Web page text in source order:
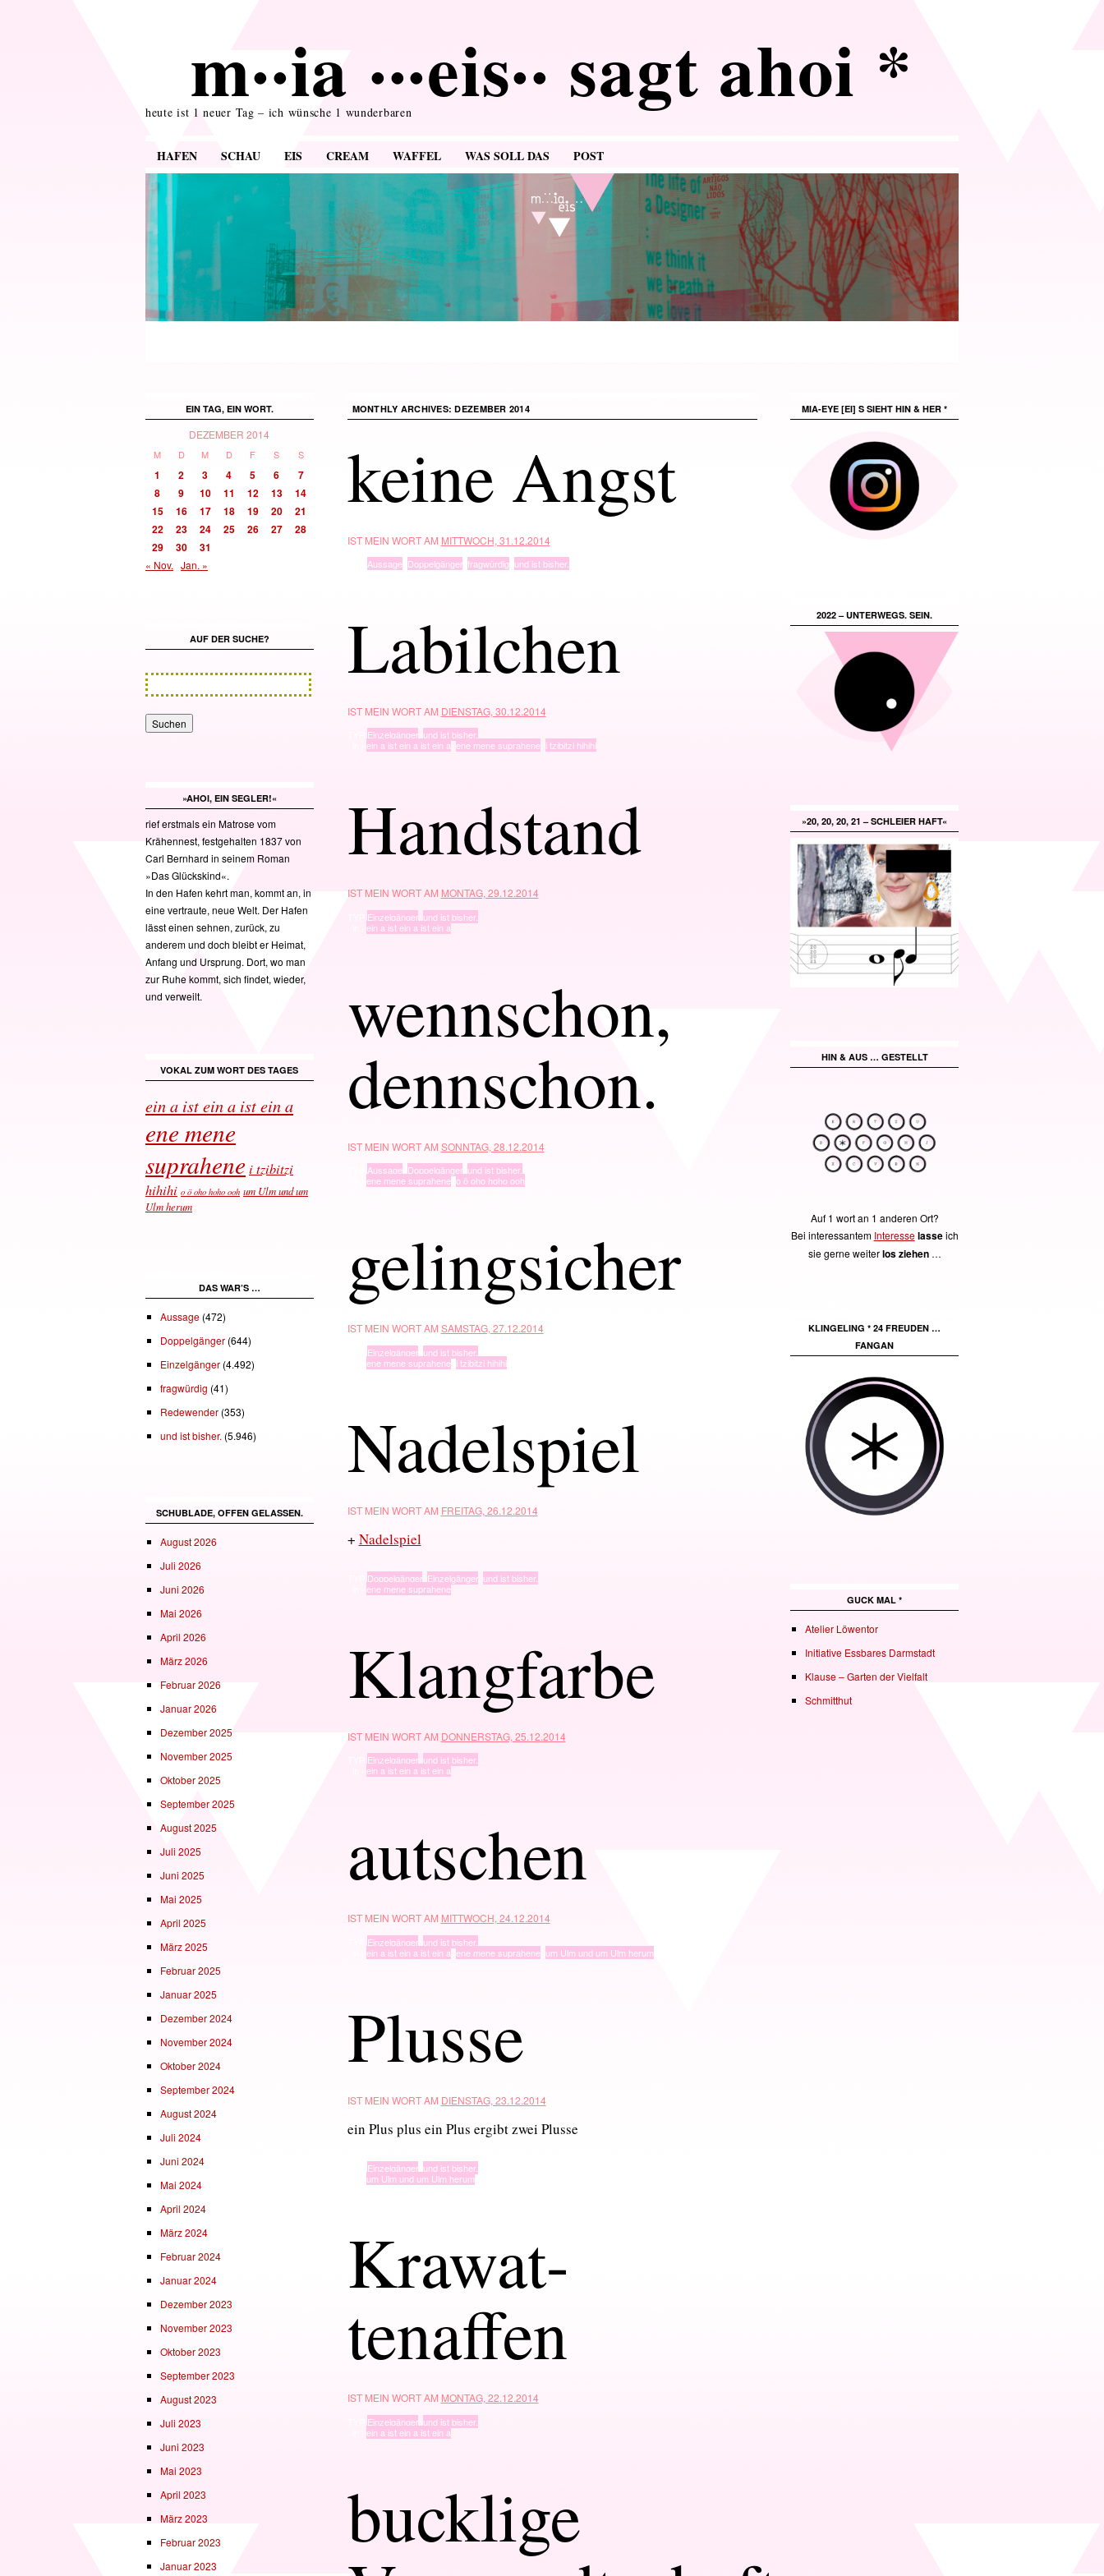
m··ia ···eis·· sagt ahoi *
heute ist 1 neuer Tag – ich wünsche 1 wunderbaren
HAFEN SCHAU EIS CREAM WAFFEL WAS SOLL DAS POST
MONTHLY ARCHIVES:DEZEMBER 2014
keine Angst
IST MEIN WORT AM MITTWOCH, 31.12.2014
Aussage, Doppelgänger, fragwürdig und ist bisher.
Labilchen
IST MEIN WORT AM DIENSTAG, 30.12.2014
Einzelgänger, und ist bisher.
ein a ist ein a ist ein a,ene mene suprahene, i tzibitzi hihihi
Handstand
IST MEIN WORT AM MONTAG, 29.12.2014
Einzelgänger, und ist bisher.
ein a ist ein a ist ein a
wennschon,
dennschon.
IST MEIN WORT AM SONNTAG, 28.12.2014
Aussage, Doppelgänger, und ist bisher.
ene mene suprahene,o ö oho hoho ooh
gelingsicher
IST MEIN WORT AM SAMSTAG, 27.12.2014
Einzelgänger, und ist bisher.
ene mene suprahene,i tzibitzi hihihi
Nadelspiel
IST MEIN WORT AM FREITAG, 26.12.2014
+ Nadelspiel
Doppelgänger, Einzelgänger, und ist bisher.
ene mene suprahene
Klangfarbe
IST MEIN WORT AM DONNERSTAG, 25.12.2014
Einzelgänger, und ist bisher.
ein a ist ein a ist ein a
autschen
IST MEIN WORT AM MITTWOCH, 24.12.2014
Einzelgänger, und ist bisher.
ein a ist ein a ist ein a,ene mene suprahene, um Ulm und um Ulm herum
Plusse
IST MEIN WORT AM DIENSTAG, 23.12.2014
ein Plus plus ein Plus ergibt zwei Plusse
Einzelgänger, und ist bisher.
um Ulm und um Ulm herum
Krawat-
tenaffen
IST MEIN WORT AM MONTAG, 22.12.2014
Einzelgänger, und ist bisher.
ein a ist ein a ist ein a
bucklige
EIN TAG, EIN WORT.
DEZEMBER 2014
M D M D F S S
1 2 3 4 5 6
7
8
9 10 11 12 13
14
15
16 17 18 19 20
21
22
23 24 25 26 27
28
29
30 31
« Nov. Jan. »
AUF DER SUCHE?
»AHOI, EIN SEGLER!«
rief erstmals ein Matrose vom
Krähennest, festgehalten 1837 von
Carl Bernhard in seinem Roman
»Das Glückskind«.
In den Hafen kehrt man, kommt an, in
eine vertraute, neue Welt. Der Hafen
lässt einen sehnen, zurück, zu
anderem und doch bleibt er Heimat,
Anfang und Ursprung. Dort, wo man
zur Ruhe kommt, sich findet, wieder,
und verweilt.
VOKAL ZUM WORT DES TAGES
ein a ist ein a ist ein a
ene mene
suprahene i tzibitzi
hihihi o ö oho hoho ooh um Ulm und um
Ulm herum
DAS WAR’S …
Aussage (472)
Doppelgänger (644)
Einzelgänger (4.492)
fragwürdig (41)
Redewender (353)
und ist bisher. (5.946)
SCHUBLADE, OFFEN GELASSEN.
August 2026
Juli 2026
Juni 2026
Mai 2026
April 2026
März 2026
Februar 2026
Januar 2026
Dezember 2025
November 2025
Oktober 2025
September 2025
August 2025
Juli 2025
Juni 2025
Mai 2025
April 2025
März 2025
Februar 2025
Januar 2025
Dezember 2024
November 2024
Oktober 2024
September 2024
August 2024
Juli 2024
Juni 2024
Mai 2024
April 2024
März 2024
Februar 2024
Januar 2024
Dezember 2023
November 2023
Oktober 2023
September 2023
August 2023
Juli 2023
Juni 2023
Mai 2023
April 2023
März 2023
Februar 2023
Januar 2023
MIA-EYE [EI] S SIEHT HIN & HER *
2022 – UNTERWEGS. SEIN.
»20, 20, 20, 21 – SCHLEIER HAFT«
HIN & AUS … GESTELLT
Auf 1 wort an 1 anderen Ort?
Bei interessantem Interesse lasseich
sie gerne weiterlos ziehen…
KLINGELING * 24 FREUDEN …
FANGAN
GUCK MAL *
Atelier Löwentor
Initiative Essbares Darmstadt
Klause – Garten der Vielfalt
Schmitthut